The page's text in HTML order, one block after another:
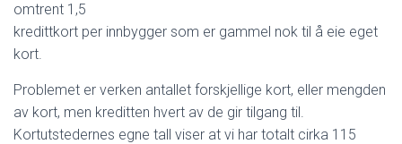
omtrent 1,5
kredittkort per innbygger som er gammel nok til å eie eget
kort.
Problemet er verken antallet forskjellige kort, eller mengden
av kort, men kreditten hvert av de gir tilgang til.
Kortutstedernes egne tall viser at vi har totalt cirka 115